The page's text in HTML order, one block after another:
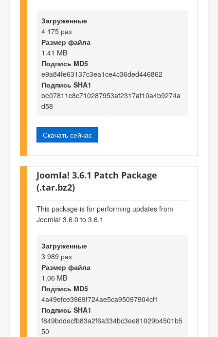
Загруженные
4 175 раз
Размер файла
1.41 MB
Подпись MD5
e9a84fe63137c3ea1ce4c36ded446862
Подпись SHA1
be07811c8c710287953af2317af10a4b9274a
d58
Скачать сейчас
Joomla! 3.6.1 Patch Package
(.tar.bz2)
This package is for performing updates from
Joomla! 3.6.0 to 3.6.1
Загруженные
3 989 раз
Размер файла
1.06 MB
Подпись MD5
4a49efce3969f724ae5ca95097904cf1
Подпись SHA1
f849bddecfb83a2f6a334bc3ee81029b4501b5
50